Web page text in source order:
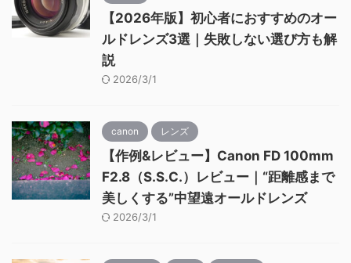
【2026年版】初心者におすすめのオー
ルドレンズ3選｜失敗しない選び方も解
説
2026/3/1
canon レンズ
【作例&レビュー】Canon FD 100mm
F2.8（S.S.C.）レビュー｜“距離感まで
美しくする”中望遠オールドレンズ
2026/3/1